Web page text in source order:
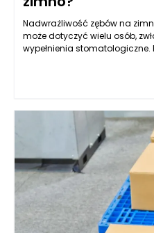
Nadwrażliwość zębów na
może dotyczyć wielu osób,
wypełnienia
struktura, sposób przylegania
zdrowia jamy ustnej.